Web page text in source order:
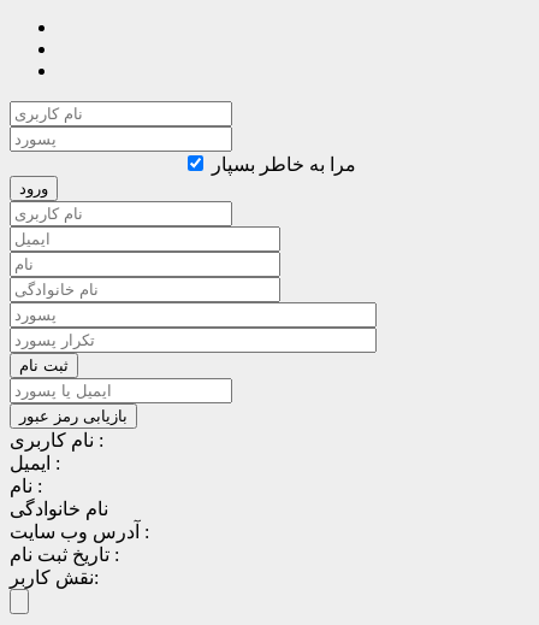
مرا به خاطر بسپار
نام کاربری :
ایمیل :
نام :
نام خانوادگی
آدرس وب سایت :
تاریخ ثبت نام :
نقش کاربر: